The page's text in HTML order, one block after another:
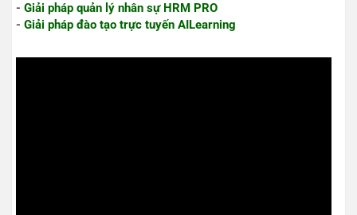
- Giải pháp quản lý nhân sự HRM PRO
- Giải pháp đào tạo trực tuyến AILearning